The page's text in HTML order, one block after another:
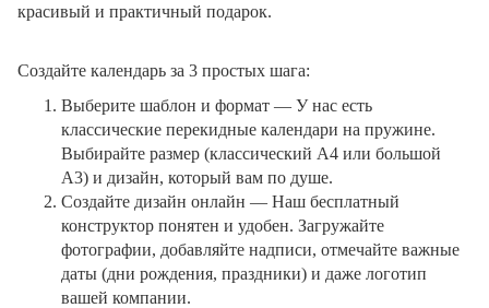
красивый и практичный подарок.
Создайте календарь за 3 простых шага:
Выберите шаблон и формат — У нас есть
классические перекидные календари на пружине.
Выбирайте размер (классический A4 или большой
A3) и дизайн, который вам по душе.
Создайте дизайн онлайн — Наш бесплатный
конструктор понятен и удобен. Загружайте
фотографии, добавляйте надписи, отмечайте важные
даты (дни рождения, праздники) и даже логотип
вашей компании.